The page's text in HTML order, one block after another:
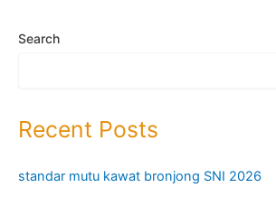
Search
Recent Posts
standar mutu kawat bronjong SNI 2026